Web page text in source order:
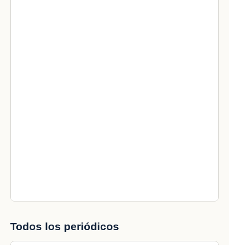
Todos los periódicos